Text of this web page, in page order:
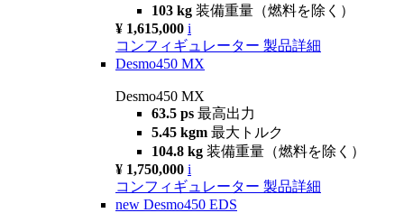
103 kg 装備重量（燃料を除く）
¥ 1,615,000 i
コンフィギュレーター 製品詳細
Desmo450 MX
Desmo450 MX
63.5 ps 最高出力
5.45 kgm 最大トルク
104.8 kg 装備重量（燃料を除く）
¥ 1,750,000 i
コンフィギュレーター 製品詳細
new Desmo450 EDS